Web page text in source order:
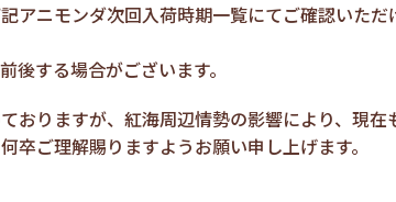
アニモンダ次回入荷時期一覧にてご確認いただ
後する場合がございます。
おりますが、紅海周辺情勢の影響により、現在
ご理解賜りますようお願い申し上げます。